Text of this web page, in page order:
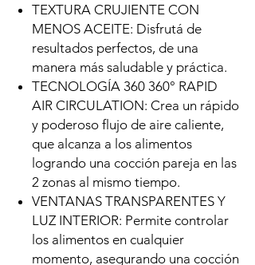
TEXTURA CRUJIENTE CON
MENOS ACEITE: Disfrutá de
resultados perfectos, de una
manera más saludable y práctica.
TECNOLOGÍA 360 360° RAPID
AIR CIRCULATION: Crea un rápido
y poderoso flujo de aire caliente,
que alcanza a los alimentos
logrando una cocción pareja en las
2 zonas al mismo tiempo.
VENTANAS TRANSPARENTES Y
LUZ INTERIOR: Permite controlar
los alimentos en cualquier
momento, asegurando una cocción